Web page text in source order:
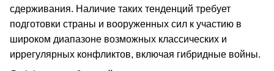
сдерживания. Наличие таких тенденций требует
подготовки страны и вооруженных сил к участию в
широком диапазоне возможных классических и
иррегулярных конфликтов, включая гибридные войны.